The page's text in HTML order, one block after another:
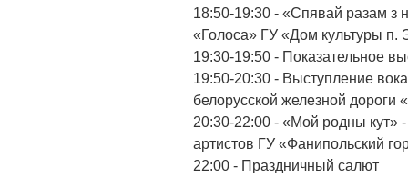
18:50-19:30 - «Спявай разам з
«Голоса» ГУ «Дом культуры п.
19:30-19:50 - Показательное
19:50-20:30 - Выступление
белорусской железной дороги
20:30-22:00 - «Мой родны кут»
артистов ГУ «Фанипольский
22:00 - Праздничный салют